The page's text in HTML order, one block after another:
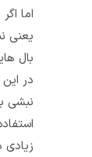
یعنی نبشی
در این مقاله
استفاده از
زیادی دارد و